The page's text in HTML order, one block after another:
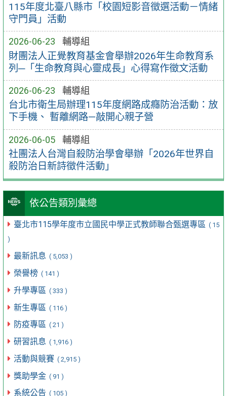
115年度北臺八縣市「校園短影音徵選活動－情緒
守門員」活動
2026-06-23 輔導組
財團法人正覺教育基金會舉辦2026年生命教育系
列─「生命教育與心靈成長」心得寫作徵文活動
2026-06-23 輔導組
台北市衛生局辦理115年度網路成癮防治活動：放
下手機、 暫離網路—敲開心親子營
2026-06-05 輔導組
社團法人台灣自殺防治學會舉辦「2026年世界自
殺防治日新詩徵件活動」
依公告類別彙總
臺北市115學年度市立國民中學正式教師聯合甄選專區 ( 15
)
最新訊息 ( 5,053 )
榮譽榜 ( 141 )
升學專區 ( 333 )
新生專區 ( 116 )
防疫專區 ( 21 )
研習訊息 ( 1,916 )
活動與競賽 ( 2,915 )
獎助學金 ( 91 )
系統公告 ( 105 )